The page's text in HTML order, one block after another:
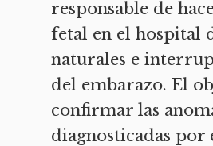
responsable de
fetal en el hospital
naturales e
del embarazo. El
confirmar las
diagnosticadas por